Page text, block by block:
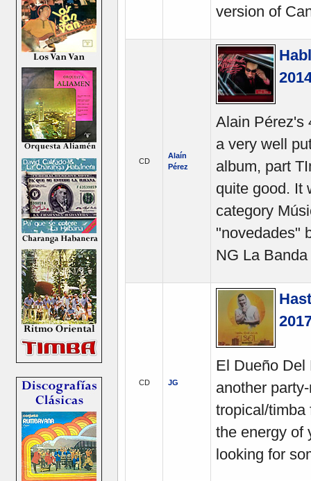
version of
CD
Alaín
Pérez
Alain Pérez's
a very well
album, part
quite good. It
category
"novedades"
NG La
CD JG
El Dueño
another
tropical/timba
the energy of
looking for